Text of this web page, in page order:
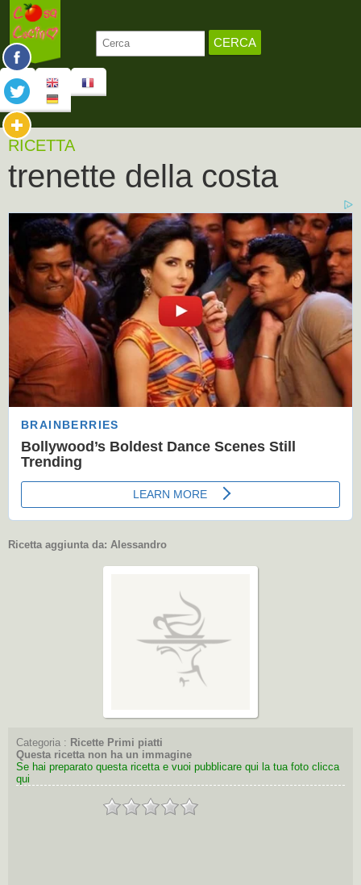
RICETTA
trenette della costa
Ricetta aggiunta da: Alessandro
Categoria : Ricette Primi piatti
Questa ricetta non ha un immagine
Se hai preparato questa ricetta e vuoi pubblicare qui la tua foto clicca
qui